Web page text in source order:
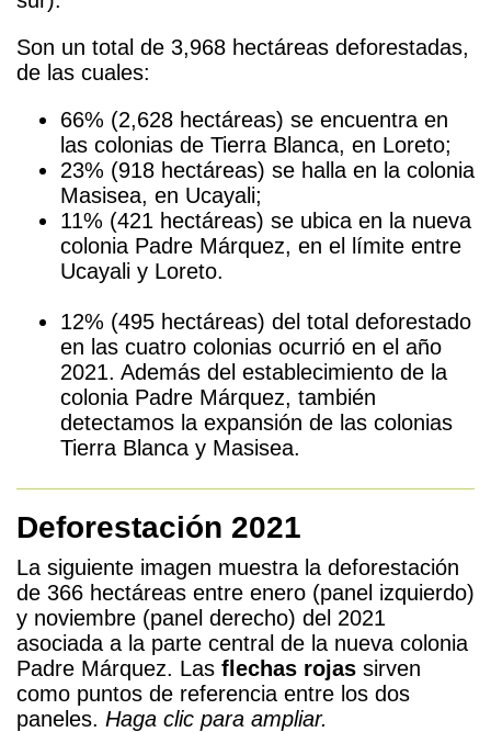
Son un total de 3,968 hectáreas deforestadas,
de las cuales:
66% (2,628 hectáreas) se encuentra en
las colonias de Tierra Blanca, en Loreto;
23% (918 hectáreas) se halla en la colonia
Masisea, en Ucayali;
11% (421 hectáreas) se ubica en la nueva
colonia Padre Márquez, en el límite entre
Ucayali y Loreto.
12% (495 hectáreas) del total deforestado
en las cuatro colonias ocurrió en el año
2021. Además del establecimiento de la
colonia Padre Márquez, también
detectamos la expansión de las colonias
Tierra Blanca y Masisea.
Deforestación 2021
La siguiente imagen muestra la deforestación
de 366 hectáreas entre enero (panel izquierdo)
y noviembre (panel derecho) del 2021
asociada a la parte central de la nueva colonia
Padre Márquez. Las flechas rojas sirven
como puntos de referencia entre los dos
paneles. Haga clic para ampliar.